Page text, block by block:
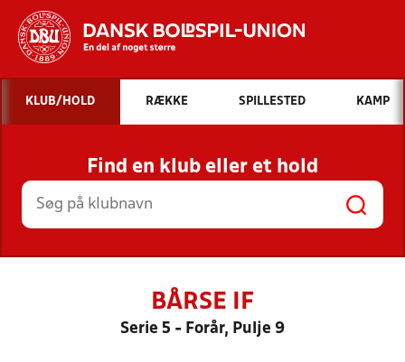
Hvad vil du søge efter?
INDHOLD OG NYHEDER
STILLINGER, RESULTATER, KLUBBER OG
HOLD
KLUB/HOLD RÆKKE SPILLESTED KAMP
Find en klub eller et hold
BÅRSE IF
Serie 5 - Forår, Pulje 9